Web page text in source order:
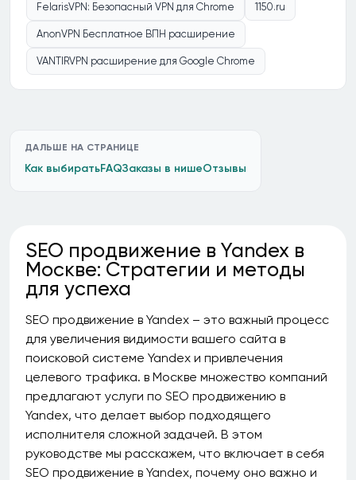
FelarisVPN: Безопасный VPN для Chrome 1150.ru
AnonVPN Бесплатное ВПН расширение
VANTIRVPN расширение для Google Chrome
ДАЛЬШЕ НА СТРАНИЦЕ
Как выбиратьFAQЗаказы в нишеОтзывы
SEO продвижение в Yandex в
Москве: Стратегии и методы
для успеха
SEO продвижение в Yandex – это важный процесс
для увеличения видимости вашего сайта в
поисковой системе Yandex и привлечения
целевого трафика. в Москве множество компаний
предлагают услуги по SEO продвижению в
Yandex, что делает выбор подходящего
исполнителя сложной задачей. В этом
руководстве мы расскажем, что включает в себя
SEO продвижение в Yandex, почему оно важно и